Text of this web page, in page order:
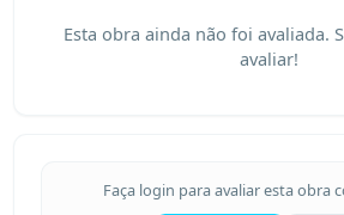
Esta obra ainda não foi avaliada.
avaliar!
Faça login para avaliar esta obra